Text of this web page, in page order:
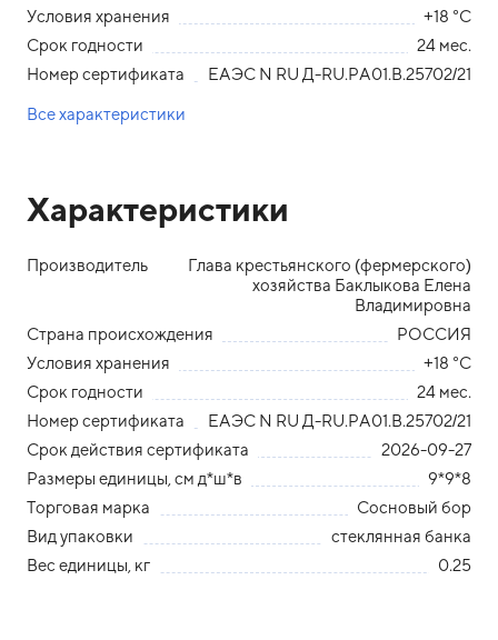
Условия хранения
+18 °С
Срок годности
24 мес.
Номер сертификата
ЕАЭС N RU Д-RU.РА01.В.25702/21
Все характеристики
Характеристики
Производитель
Глава крестьянского (фермерского)
хозяйства Баклыкова Елена
Владимировна
Страна происхождения
РОССИЯ
Условия хранения
+18 °С
Срок годности
24 мес.
Номер сертификата
ЕАЭС N RU Д-RU.РА01.В.25702/21
Срок действия сертификата
2026-09-27
Размеры единицы, см д*ш*в
9*9*8
Торговая марка
Сосновый бор
Вид упаковки
стеклянная банка
Вес единицы, кг
0.25